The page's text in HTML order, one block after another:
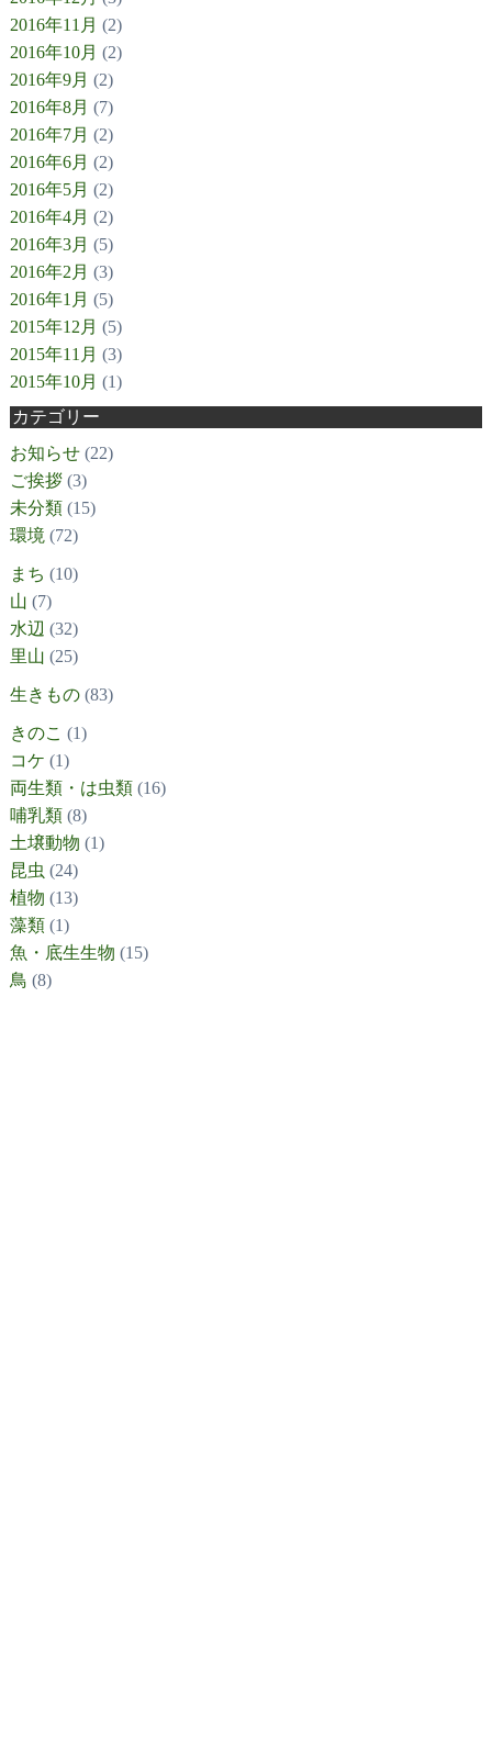
2016年11月 (2)
2016年10月 (2)
2016年9月 (2)
2016年8月 (7)
2016年7月 (2)
2016年6月 (2)
2016年5月 (2)
2016年4月 (2)
2016年3月 (5)
2016年2月 (3)
2016年1月 (5)
2015年12月 (5)
2015年11月 (3)
2015年10月 (1)
カテゴリー
お知らせ(22)
ご挨拶(3)
未分類(15)
環境 (72)
まち (10)
山 (7)
水辺 (32)
里山 (25)
生きもの(83)
きのこ (1)
コケ (1)
両生類・は虫類(16)
哺乳類(8)
土壌動物 (1)
昆虫 (24)
植物 (13)
藻類(1)
魚・底生生物 (15)
鳥 (8)